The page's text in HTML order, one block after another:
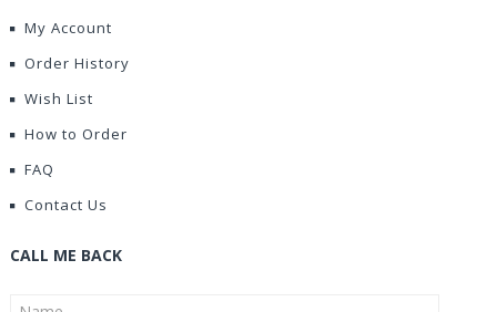
My Account
Order History
Wish List
How to Order
FAQ
Contact Us
CALL ME BACK